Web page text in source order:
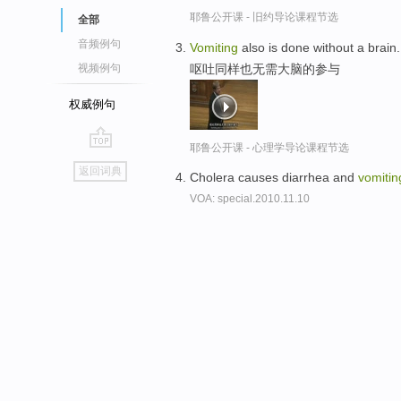
全部
音频例句
视频例句
权威例句
go
top
返回词典
耶鲁公开课 - 旧约导论课程节选
Vomiting also is done without a brain.
呕吐同样也无需大脑的参与
耶鲁公开课 - 心理学导论课程节选
Cholera causes diarrhea and
VOA: special.2010.11.10